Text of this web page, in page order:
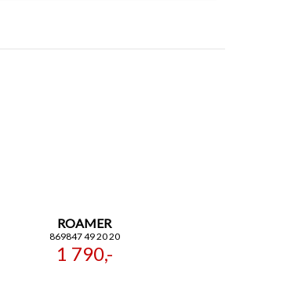
ROAMER
869847 49 20 20
1 790,-